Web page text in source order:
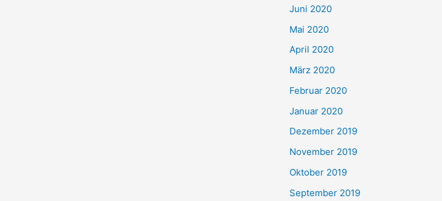
Juni 2020
Mai 2020
April 2020
März 2020
Februar 2020
Januar 2020
Dezember 2019
November 2019
Oktober 2019
September 2019